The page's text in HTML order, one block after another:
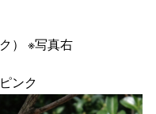
） ※写真右
ンク